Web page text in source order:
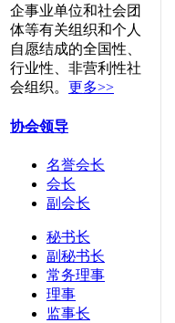
企事业单位和社会团
体等有关组织和个人
自愿结成的全国性、
行业性、非营利性社
会组织。 更多>>
协会领导
名誉会长
会长
副会长
秘书长
副秘书长
常务理事
理事
监事长